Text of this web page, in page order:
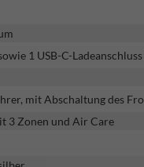
1 USB-C-
mit Abschaltung des
3 Zonen und Air Care